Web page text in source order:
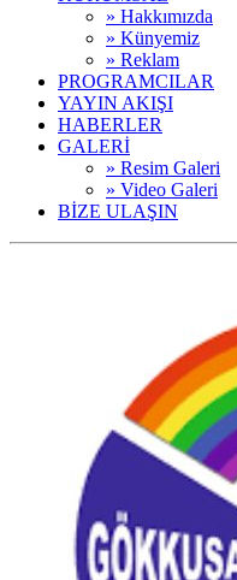
» Hakkımızda
» Künyemiz
» Reklam
PROGRAMCILAR
YAYIN AKIŞI
HABERLER
GALERİ
» Resim Galeri
» Video Galeri
BİZE ULAŞIN